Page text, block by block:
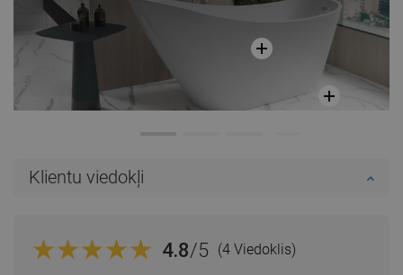
Klientu viedokļi
4.8/5 (4 Viedoklis)